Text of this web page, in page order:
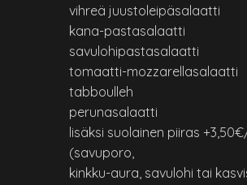
vihreä juustoleipäsalaatti
kana-pastasalaatti
savulohipastasalaatti
tomaatti-mozzarellasalaatti
tabboulleh
perunasalaatti
lisäksi suolainen piiras
(savuporo,
kinkku-aura, savulohi tai